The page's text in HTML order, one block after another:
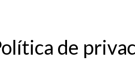
de